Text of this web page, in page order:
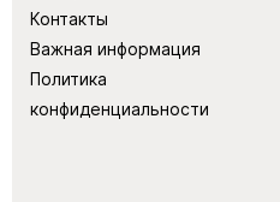
Контакты
Важная информация
Политика
конфиденциальности